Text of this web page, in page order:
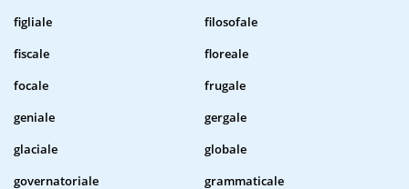
figliale
filosofale
fiscale
floreale
focale
frugale
geniale
gergale
glaciale
globale
governatoriale
grammaticale